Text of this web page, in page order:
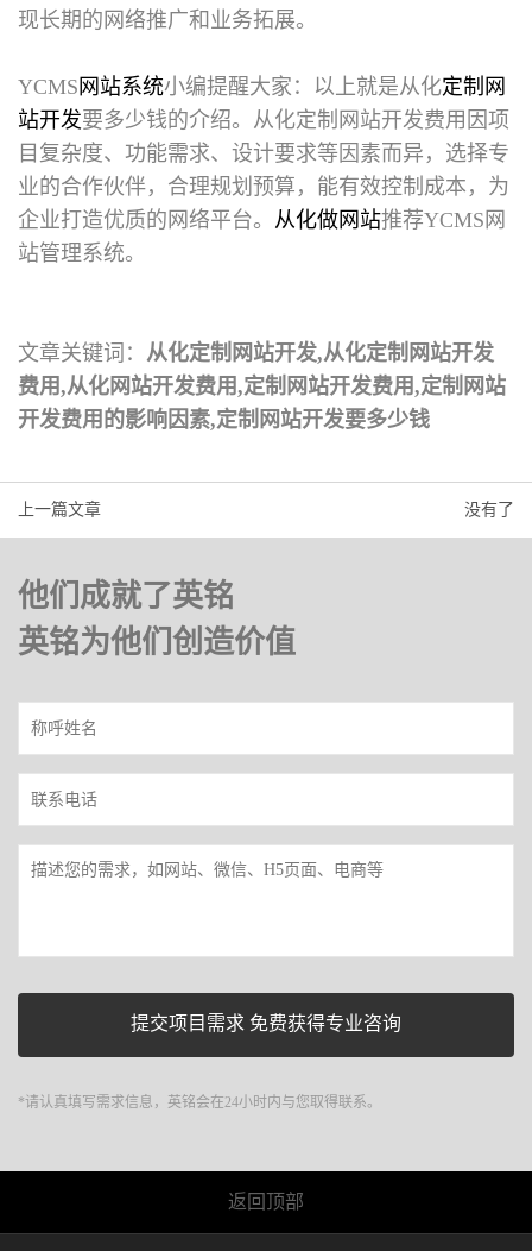
现长期的网络推广和业务拓展。
YCMS 网站系统小编提醒大家：以上就是从化定制网
站开发要多少钱的介绍。 从化定制网站开发费用 因项
目复杂度、功能需求、设计要求等因素而异，选择专
业的合作伙伴，合理规划预算，能有效控制成本，为
企业打造优质的网络平台。 从化做网站推荐YCMS网
站管理系统。
文章关键词： 从化定制网站开发,从化定制网站开发
费用,从化网站开发费用,定制网站开发费用,定制网站
开发费用的影响因素,定制网站开发要多少钱
上一篇文章 没有了
他们成就了英铭
英铭为他们创造价值
*请认真填写需求信息，英铭会在24小时内与您取得联系。
返回顶部